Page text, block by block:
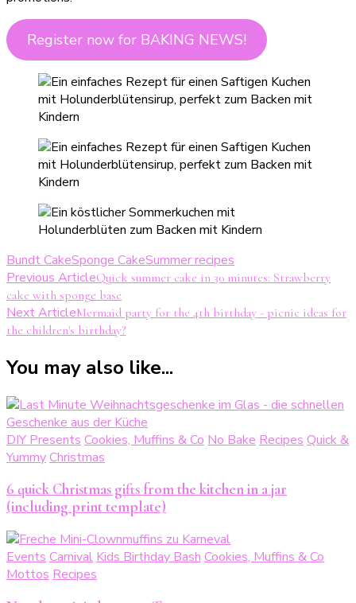
Register now for BAKING NEWS!
Bundt CakeSponge CakeSummer recipes
Post
Navigation
Previous ArticleQuick summer cake in 30 minutes: Strawberry
cake with sponge base
Next ArticleMermaid party for the 4th birthday - picnic ideas for
the children's birthday?
You may also like...
DIY Presents Cookies, Muffins & Co No Bake Recipes Quick &
YummyChristmas
6 quick Christmas gifts from the kitchen in a jar
(including print template)
Events Carnival Kids Birthday Bash Cookies, Muffins & Co
Mottos Recipes